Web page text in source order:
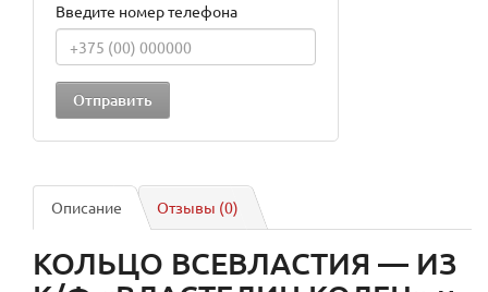
Введите номер телефона
Описание Отзывы (0)
КОЛЬЦО ВСЕВЛАСТИЯ — ИЗ